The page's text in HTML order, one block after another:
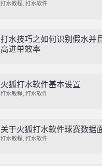
打水教程, 打水软件
打水技巧之如何识别假水并
高进单效率
火狐打水软件基本设置
打水教程, 打水软件
关于火狐打水软件球赛数据
打水教程, 打水软件